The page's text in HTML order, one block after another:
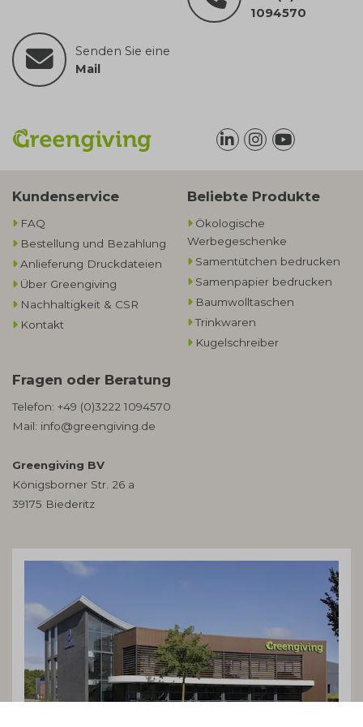
1094570
Senden Sie eine
Mail
Kundenservice
FAQ
Bestellung und Bezahlung
Anlieferung Druckdateien
Über Greengiving
Nachhaltigkeit & CSR
Kontakt
Beliebte Produkte
Ökologische
Werbegeschenke​
Samentütchen bedrucken
Samenpapier bedrucken
Baumwolltaschen​
Trinkwaren
Kugelschreiber
Fragen oder Beratung
Telefon: +49 (0)3222 1094570
Mail: info@greengiving.de
Greengiving BV
Königsborner Str. 26 a
39175 Biederitz